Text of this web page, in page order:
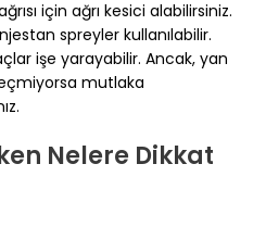
için ağrı kesici alabilirsiniz.
spreyler kullanılabilir.
işe yarayabilir. Ancak, yan
mutlaka
Nelere Dikkat